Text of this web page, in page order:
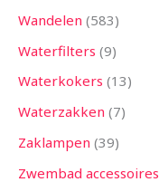
Wandelen 583
Waterfilters 9
Waterkokers 13
Waterzakken 7
Zaklampen 39
Zwembad accessoires